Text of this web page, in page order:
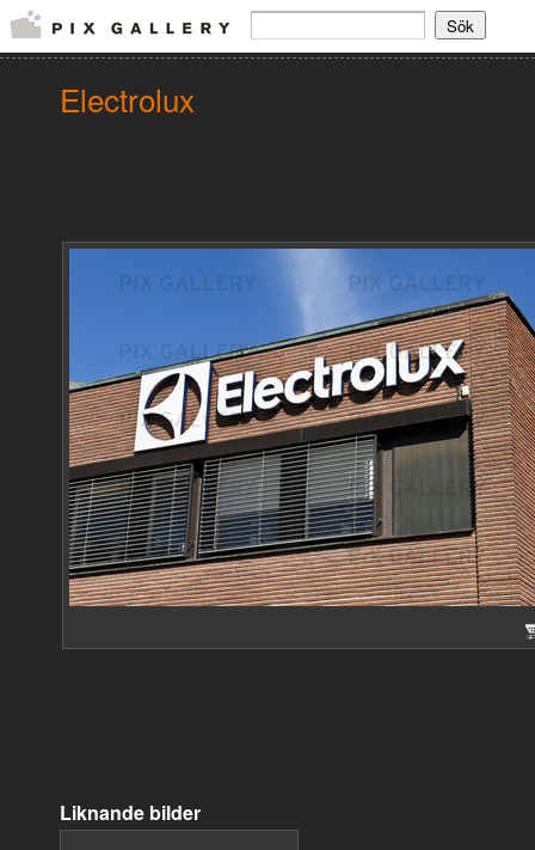
Electrolux
Liknande bilder